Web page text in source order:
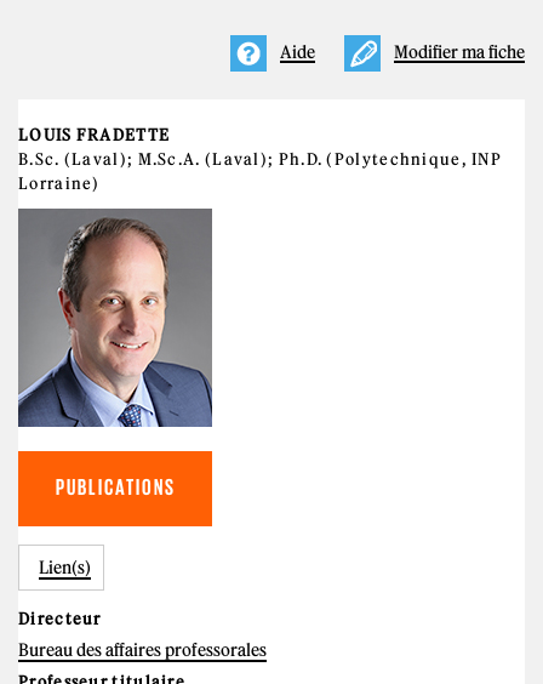
Modifier ma fiche
Aide
LOUIS FRADETTE
B.Sc. (Laval); M.Sc.A. (Laval); Ph.D. (Polytechnique, INP
Lorraine)
PUBLICATIONS
Lien(s)
Directeur
Bureau des affaires professorales